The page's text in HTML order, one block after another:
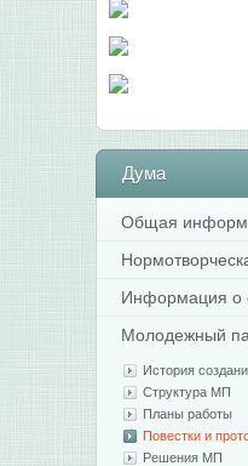
Дума
Общая
Информация о
Молодежный
История
Структура МП
Планы работы
Повестки и
Решения МП